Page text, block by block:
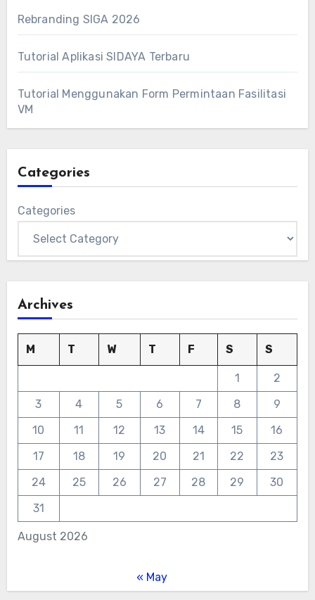
Rebranding SIGA 2026
Tutorial Aplikasi SIDAYA Terbaru
Tutorial Menggunakan Form Permintaan Fasilitasi
VM
Categories
Categories
Archives
August 2026
M T W T F S S
1
2
3
4 5 6 7 8
9
10
11 12 13 14 15
16
17
18 19 20 21 22
23
24
25 26 27 28 29
30
31
« May